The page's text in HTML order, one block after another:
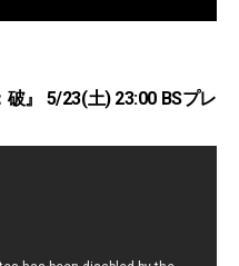
破』 5/23(土) 23:00 BSプレ